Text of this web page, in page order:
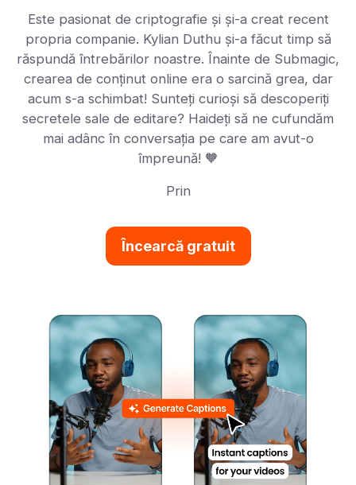
Este pasionat de criptografie și și-a creat recent
propria companie. Kylian Duthu și-a făcut timp să
răspundă întrebărilor noastre. Înainte de Submagic,
crearea de conținut online era o sarcină grea, dar
acum s-a schimbat! Sunteți curioși să descoperiți
secretele sale de editare? Haideți să ne cufundăm
mai adânc în conversația pe care am avut-o
împreună! 🧡
Prin
Încearcă gratuit